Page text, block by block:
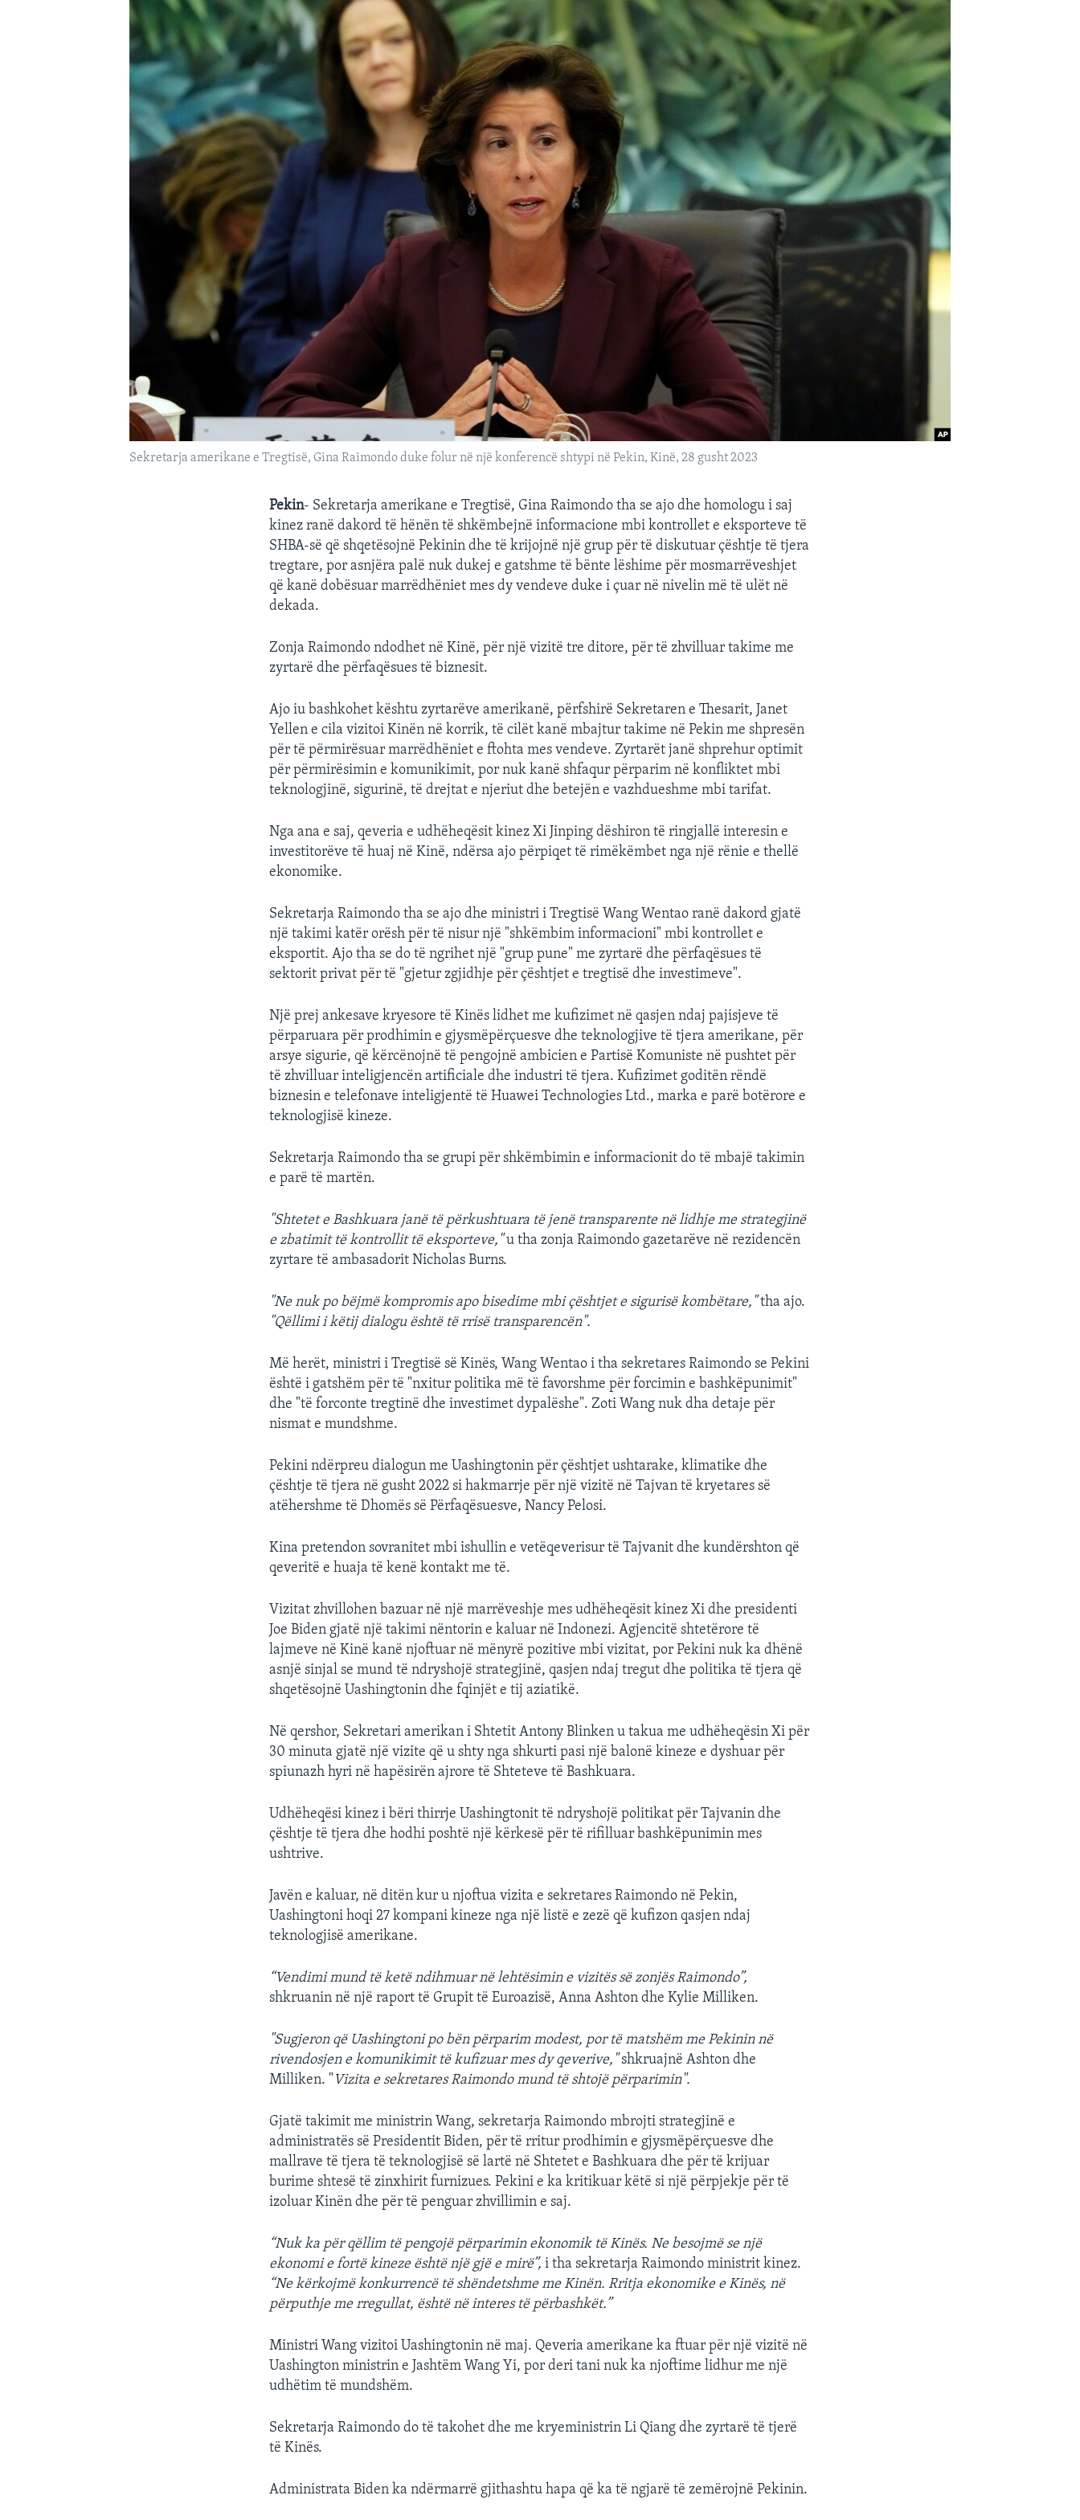
Sekretarja amerikane e Tregtisë, Gina Raimondo duke folur në një konferencë shtypi në Pekin, Kinë, 28 gusht 2023
Pekin- Sekretarja amerikane e Tregtisë, Gina Raimondo tha se ajo dhe homologu i saj
kinez ranë dakord të hënën të shkëmbejnë informacione mbi kontrollet e eksporteve të
SHBA-së që shqetësojnë Pekinin dhe të krijojnë një grup për të diskutuar çështje të tjera
tregtare, por asnjëra palë nuk dukej e gatshme të bënte lëshime për mosmarrëveshjet
që kanë dobësuar marrëdhëniet mes dy vendeve duke i çuar në nivelin më të ulët në
dekada.
Zonja Raimondo ndodhet në Kinë, për një vizitë tre ditore, për të zhvilluar takime me
zyrtarë dhe përfaqësues të biznesit.
Ajo iu bashkohet kështu zyrtarëve amerikanë, përfshirë Sekretaren e Thesarit, Janet
Yellen e cila vizitoi Kinën në korrik, të cilët kanë mbajtur takime në Pekin me shpresën
për të përmirësuar marrëdhëniet e ftohta mes vendeve. Zyrtarët janë shprehur optimit
për përmirësimin e komunikimit, por nuk kanë shfaqur përparim në konfliktet mbi
teknologjinë, sigurinë, të drejtat e njeriut dhe betejën e vazhdueshme mbi tarifat.
Nga ana e saj, qeveria e udhëheqësit kinez Xi Jinping dëshiron të ringjallë interesin e
investitorëve të huaj në Kinë, ndërsa ajo përpiqet të rimëkëmbet nga një rënie e thellë
ekonomike.
Sekretarja Raimondo tha se ajo dhe ministri i Tregtisë Wang Wentao ranë dakord gjatë
një takimi katër orësh për të nisur një "shkëmbim informacioni" mbi kontrollet e
eksportit. Ajo tha se do të ngrihet një "grup pune" me zyrtarë dhe përfaqësues të
sektorit privat për të "gjetur zgjidhje për çështjet e tregtisë dhe investimeve".
Një prej ankesave kryesore të Kinës lidhet me kufizimet në qasjen ndaj pajisjeve të
përparuara për prodhimin e gjysmëpërçuesve dhe teknologjive të tjera amerikane, për
arsye sigurie, që kërcënojnë të pengojnë ambicien e Partisë Komuniste në pushtet për
të zhvilluar inteligjencën artificiale dhe industri të tjera. Kufizimet goditën rëndë
biznesin e telefonave inteligjentë të Huawei Technologies Ltd., marka e parë botërore e
teknologjisë kineze.
Sekretarja Raimondo tha se grupi për shkëmbimin e informacionit do të mbajë takimin
e parë të martën.
"Shtetet e Bashkuara janë të përkushtuara të jenë transparente në lidhje me strategjinë
e zbatimit të kontrollit të eksporteve,"u tha zonja Raimondo gazetarëve në rezidencën
zyrtare të ambasadorit Nicholas Burns.
"Ne nuk po bëjmë kompromis apo bisedime mbi çështjet e sigurisë kombëtare,"tha ajo.
"Qëllimi i këtij dialogu është të rrisë transparencën".
Më herët, ministri i Tregtisë së Kinës, Wang Wentao i tha sekretares Raimondo se Pekini
është i gatshëm për të "nxitur politika më të favorshme për forcimin e bashkëpunimit"
dhe "të forconte tregtinë dhe investimet dypalëshe". Zoti Wang nuk dha detaje për
nismat e mundshme.
Pekini ndërpreu dialogun me Uashingtonin për çështjet ushtarake, klimatike dhe
çështje të tjera në gusht 2022 si hakmarrje për një vizitë në Tajvan të kryetares së
atëhershme të Dhomës së Përfaqësuesve, Nancy Pelosi.
Kina pretendon sovranitet mbi ishullin e vetëqeverisur të Tajvanit dhe kundërshton që
qeveritë e huaja të kenë kontakt me të.
Vizitat zhvillohen bazuar në një marrëveshje mes udhëheqësit kinez Xi dhe presidenti
Joe Biden gjatë një takimi nëntorin e kaluar në Indonezi. Agjencitë shtetërore të
lajmeve në Kinë kanë njoftuar në mënyrë pozitive mbi vizitat, por Pekini nuk ka dhënë
asnjë sinjal se mund të ndryshojë strategjinë, qasjen ndaj tregut dhe politika të tjera që
shqetësojnë Uashingtonin dhe fqinjët e tij aziatikë.
Në qershor, Sekretari amerikan i Shtetit Antony Blinken u takua me udhëheqësin Xi për
30 minuta gjatë një vizite që u shty nga shkurti pasi një balonë kineze e dyshuar për
spiunazh hyri në hapësirën ajrore të Shteteve të Bashkuara.
Udhëheqësi kinez i bëri thirrje Uashingtonit të ndryshojë politikat për Tajvanin dhe
çështje të tjera dhe hodhi poshtë një kërkesë për të rifilluar bashkëpunimin mes
ushtrive.
Javën e kaluar, në ditën kur u njoftua vizita e sekretares Raimondo në Pekin,
Uashingtoni hoqi 27 kompani kineze nga një listë e zezë që kufizon qasjen ndaj
teknologjisë amerikane.
“Vendimi mund të ketë ndihmuar në lehtësimin e vizitës së zonjës Raimondo”,
shkruanin në një raport të Grupit të Euroazisë, Anna Ashton dhe Kylie Milliken.
"Sugjeron që Uashingtoni po bën përparim modest, por të matshëm me Pekinin në
rivendosjen e komunikimit të kufizuar mes dy qeverive,"shkruajnë Ashton dhe
Milliken. " Vizita e sekretares Raimondo mund të shtojë përparimin".
Gjatë takimit me ministrin Wang, sekretarja Raimondo mbrojti strategjinë e
administratës së Presidentit Biden, për të rritur prodhimin e gjysmëpërçuesve dhe
mallrave të tjera të teknologjisë së lartë në Shtetet e Bashkuara dhe për të krijuar
burime shtesë të zinxhirit furnizues. Pekini e ka kritikuar këtë si një përpjekje për të
izoluar Kinën dhe për të penguar zhvillimin e saj.
“Nuk ka për qëllim të pengojë përparimin ekonomik të Kinës. Ne besojmë se një
ekonomi e fortë kineze është një gjë e mirë”, i tha sekretarja Raimondo ministrit kinez.
“Ne kërkojmë konkurrencë të shëndetshme me Kinën. Rritja ekonomike e Kinës, në
përputhje me rregullat, është në interes të përbashkët.”
Ministri Wang vizitoi Uashingtonin në maj. Qeveria amerikane ka ftuar për një vizitë në
Uashington ministrin e Jashtëm Wang Yi, por deri tani nuk ka njoftime lidhur me një
udhëtim të mundshëm.
Sekretarja Raimondo do të takohet dhe me kryeministrin Li Qiang dhe zyrtarë të tjerë
të Kinës.
Administrata Biden ka ndërmarrë gjithashtu hapa që ka të ngjarë të zemërojnë Pekinin.